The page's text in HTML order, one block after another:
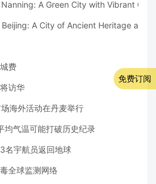
Nanning: A Green City with Vibrant
Beijing: A City of Ancient Heritage and
费
访华
海外活动在丹麦举行
均气温可能打破历史纪录
名宇航员返回地球
全球监测网络
免费订阅